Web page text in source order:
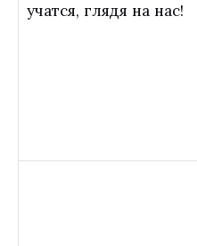
учатся, глядя на нас!